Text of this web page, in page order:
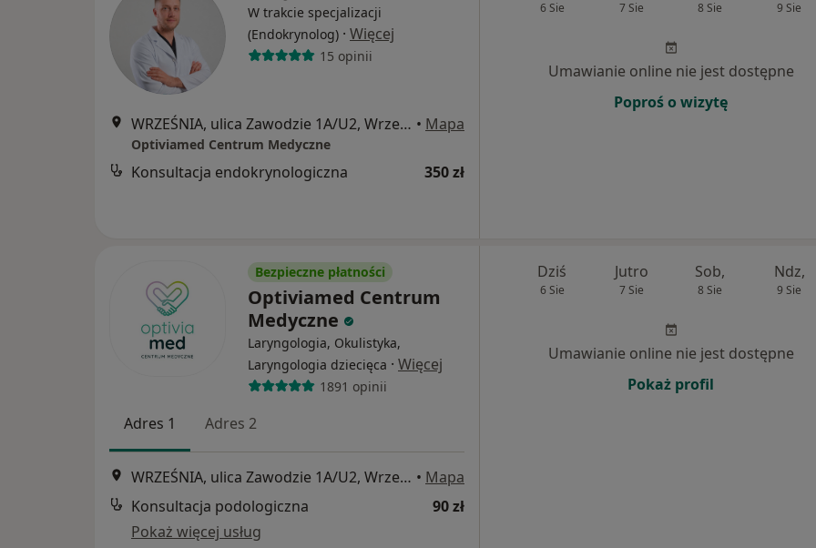
W trakcie specjalizacji
(Endokrynolog) · Więcej
15 opinii
WRZEŚNIA, ulica Zawodzie 1A/U2, Września • Mapa
Optiviamed Centrum Medyczne
Konsultacja endokrynologiczna 350 zł
6 Sie 7 Sie 8 Sie 9 Sie
Umawianie online nie jest dostępne
Poproś o wizytę
Bezpieczne płatności
Optiviamed Centrum
Medyczne
Laryngologia, Okulistyka,
Laryngologia dziecięca · Więcej
1891 opinii
Adres 1 Adres 2
WRZEŚNIA, ulica Zawodzie 1A/U2, Września • Mapa
Konsultacja podologiczna
90 zł
Pokaż więcej usług
Dziś
6 Sie
Jutro
7 Sie
Sob,
8 Sie
Ndz,
9 Sie
Umawianie online nie jest dostępne
Pokaż profil